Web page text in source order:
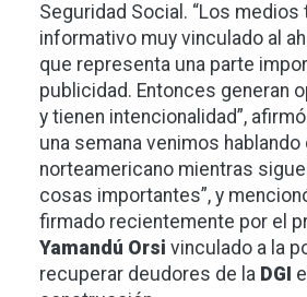
Seguridad Social. “Los medios
informativo muy vinculado al
que representa una parte
publicidad. Entonces generan
y tienen intencionalidad”,
una semana venimos
norteamericano mientras
cosas importantes”, y
firmado recientemente por el
Yamandú Orsi vinculado a la
recuperar deudores de la DGI